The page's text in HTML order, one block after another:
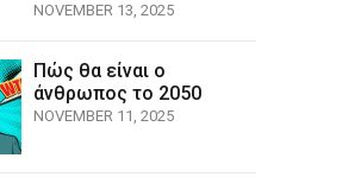
NOVEMBER 13, 2025
Πώς θα είναι ο
άνθρωπος το 2050
NOVEMBER 11, 2025